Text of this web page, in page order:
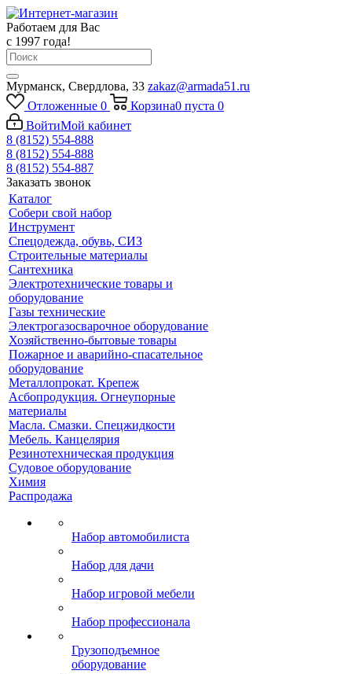
Работаем для Вас
с 1997 года!
Мурманск, Свердлова, 33 zakaz@armada51.ru
Отложенные 0 Корзина0 пуста 0
ВойтиМой кабинет
8 (8152) 554-888
8 (8152) 554-888
8 (8152) 554-887
Заказать звонок
Каталог
Собери свой набор
Инструмент
Спецодежда, обувь, СИЗ
Строительные материалы
Сантехника
Электротехнические товары и
оборудование
Газы технические
Электрогазосварочное оборудование
Хозяйственно-бытовые товары
Пожарное и аварийно-спасательное
оборудование
Металлопрокат. Крепеж
Асбопродукция. Огнеупорные
материалы
Масла. Смазки. Спецжидкости
Мебель. Канцелярия
Резинотехническая продукция
Судовое оборудование
Химия
Распродажа
Набор автомобилиста
Набор для дачи
Набор игровой мебели
Набор профессионала
Грузоподъемное
оборудование